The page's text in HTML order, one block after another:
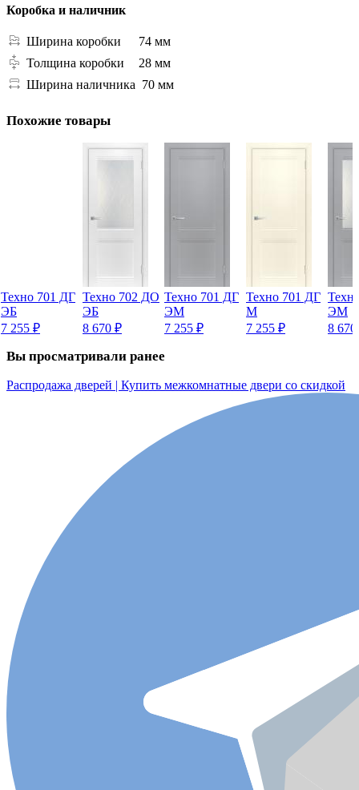
Коробка и наличник
Ширина коробки
74 мм
Толщина коробки
28 мм
Ширина наличника 70 мм
Похожие товары
Техно 701 ДГ
ЭБ
7 255 ₽
Техно 702 ДО
ЭБ
8 670 ₽
Техно 701 ДГ
ЭМ
7 255 ₽
Техно 701 ДГ
М
7 255 ₽
ЭМ
8 670
Вы просматривали ранее
Распродажа дверей | Купить межкомнатные двери со скидкой